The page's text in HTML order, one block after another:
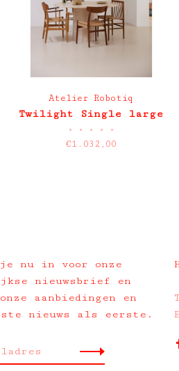
Atelier Robotiq
Twilight Single large
• • • • •
€1.032,00
nu in voor onze
nieuwsbrief en
aanbiedingen en
nieuws als eerste.